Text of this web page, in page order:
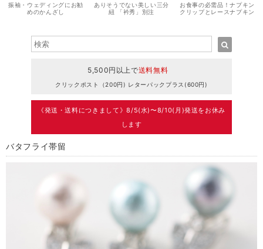
振袖・ウェディングにお勧
めのかんざし
ありそうでない美しい三分
紐 「衿秀」別注
お食事の必需品！ナプキン
クリップとレースナプキン
5,500円以上で送料無料
クリックポスト（200円) レターパックプラス(600円)
《発送・送料につきまして》8/5(水)〜8/10(月)発送をお休み
します
バタフライ帯留